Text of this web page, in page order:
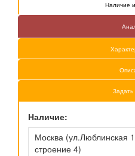
Наличие
Задать
Наличие:
Москва (ул.Люблинская
строение 4)